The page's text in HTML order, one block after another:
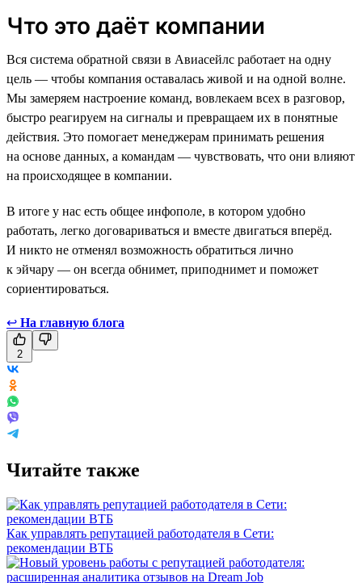
Что это даёт компании
Вся система обратной связи в Авиасейлс работает на одну
цель — чтобы компания оставалась живой и на одной волне.
Мы замеряем настроение команд, вовлекаем всех в разговор,
быстро реагируем на сигналы и превращаем их в понятные
действия. Это помогает менеджерам принимать решения
на основе данных, а командам — чувствовать, что они влияют
на происходящее в компании.
В итоге у нас есть общее инфополе, в котором удобно
работать, легко договариваться и вместе двигаться вперёд.
И никто не отменял возможность обратиться лично
к эйчару — он всегда обнимет, приподнимет и поможет
сориентироваться.
↩ На главную блога
2
Читайте также
Как управлять репутацией работодателя в Сети:
рекомендации ВТБ